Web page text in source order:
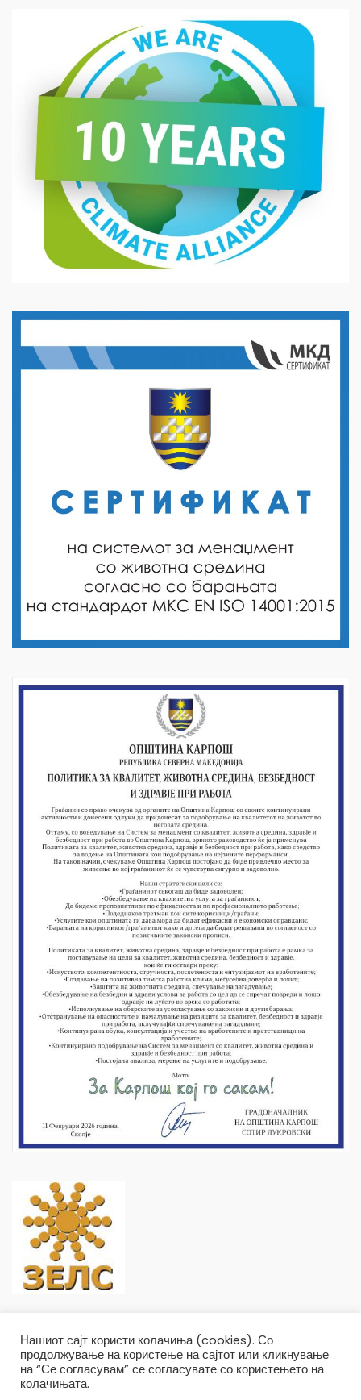
Нашиот сајт користи колачиња (cookies). Со
продолжување на користење на сајтот или кликнување
на “Се согласувам” се согласувате со користењето на
колачињата.